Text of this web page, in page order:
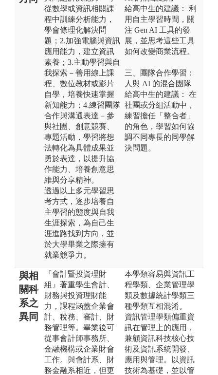
從數學或資訊相關課
程中訓練分析能力，
學會條理化解決問
題；2.加強電腦與資訊
應用能力，建立資訊
素養；3.主動學習與自
我探索－善用線上課
程、數位教材或影片
自學，培養快速掌握
新知能力；4.練習團隊
合作與溝通表達－參
與社團、創意競賽、
專題活動，學習將想
法轉化為具體成果並
勇於表達，以提升協
作能力、培養創意思
維與分享精神。
透過以上多元學習思
考方式，逐步培養自
主學習的態度與自我
生涯探索，為自己生
涯進路找到方向，並
於大學畢業之際擁有
就業競爭力。
給高中生的建議： 利
用自主學習時間，關
注 Gen AI 工具的發
展，並思考這些工具
如何改變商業流程。
三、團隊合作學習：
人與 AI 的混合團隊
給高中生的建議： 在
社團或分組活動中，
練習擔任「整合者」
的角色，學習如何協
調不同專長的同學解
決問題。
與相
關科
系之
異同
『會計暨投資理財
組』著重學生會計、
財務與投資理財能
力，課程涵蓋企業會
計、稅務、審計、財
務管理等。畢業後可
從事會計師事務所、
金融機構或企業財會
工作。與會計系、財
務金融系相近，但更
本學類容易與資訊工
程學類、企業管理學
類及數據統計學類三
種學類互相混淆。
資訊管理學類偏重資
訊在管理上的應用，
兼顧資訊科技核心技
術及資訊系統開發、
應用與管理。以資訊
技術為基礎，並以管